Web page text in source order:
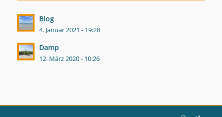
Blog
4. Januar 2021 - 19:28
Damp
12. März 2020 - 10:26